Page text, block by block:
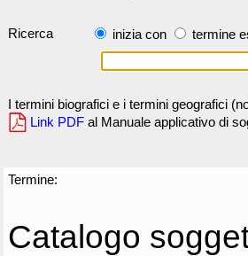
Ricerca inizia con termine
I termini biografici e i termini geografici
Link PDF al Manuale applicativo di
Termine:
Catalogo